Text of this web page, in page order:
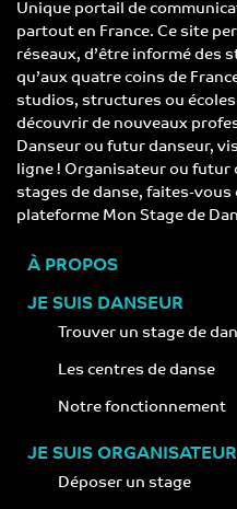
Unique portail de
partout en France. Ce site
réseaux, d’être informé des
qu’aux quatre coins de
studios, structures ou
découvrir de nouveaux
Danseur ou futur danseur,
ligne ! Organisateur ou
stages de danse, faites-
plateforme Mon Stage de
À PROPOS
JE SUIS DANSEUR
Trouver un stage de
Les centres de danse
Notre fonctionnement
JE SUIS ORGANISATEUR
Déposer un stage